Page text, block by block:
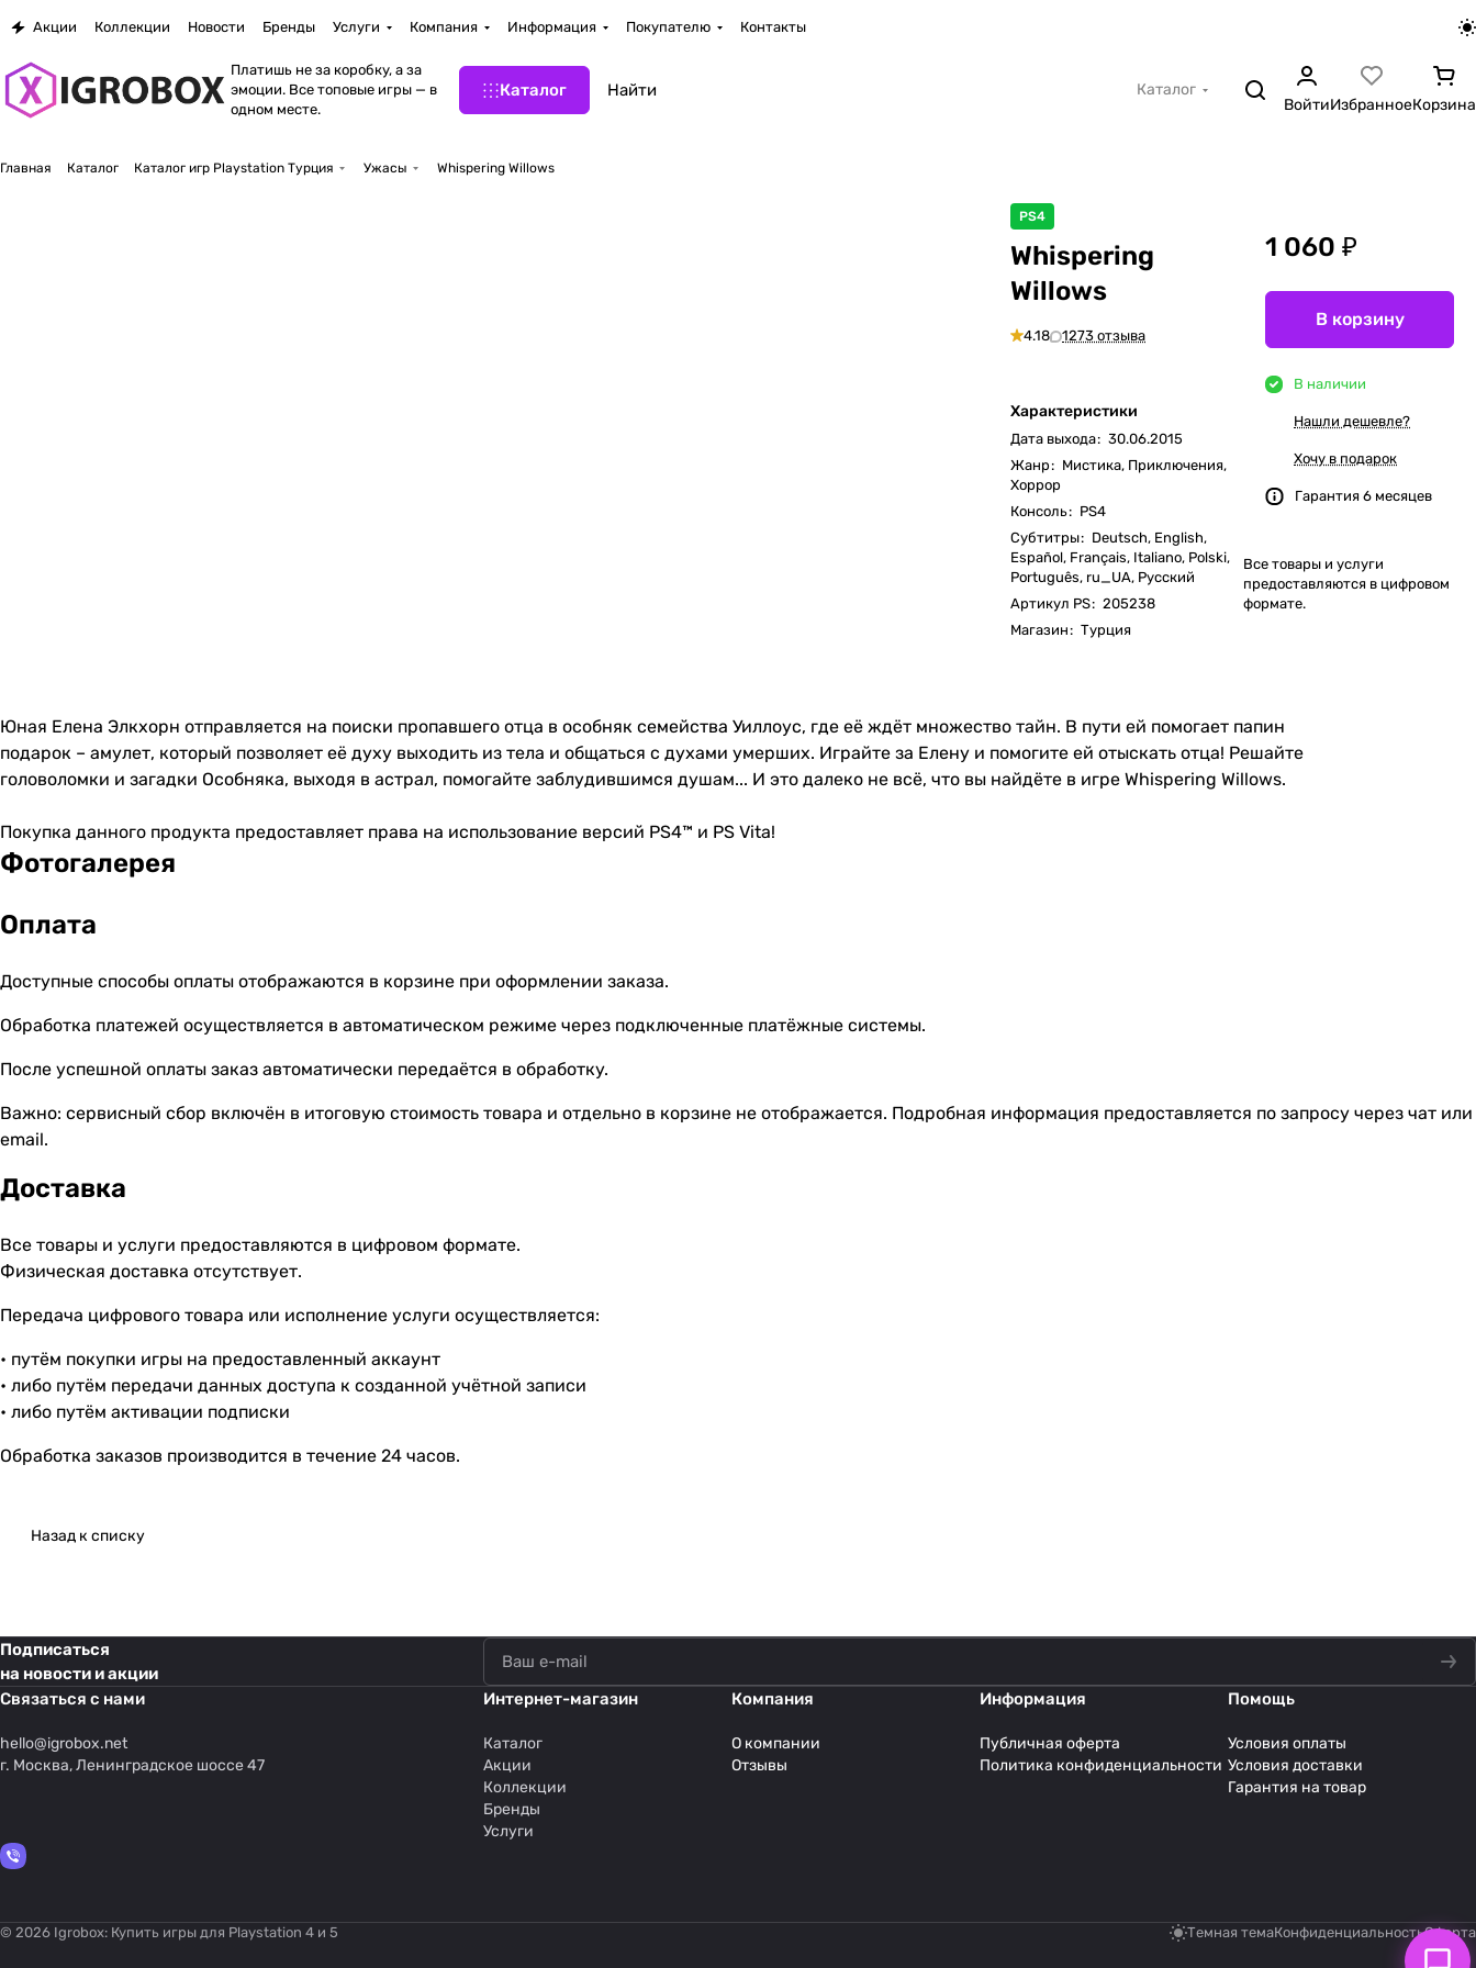
Акции Коллекции Новости Бренды Услуги Компания Информация Покупателю Контакты
Платишь не за коробку, а за
эмоции. Все топовые игры — в
одном месте.
Каталог
Каталог
ВойтиИзбранноеКорзина
Главная Каталог Каталог игр Playstation Турция Ужасы Whispering Willows
PS4
Whispering
Willows
4.18 1273 отзыва
Характеристики
Дата выхода: 30.06.2015
Жанр: Мистика, Приключения,
Хоррор
Консоль: PS4
Субтитры: Deutsch, English,
Español, Français, Italiano, Polski,
Português, ru_UA, Русский
Артикул PS: 205238
Магазин: Турция
1 060 ₽
В корзину
В наличии
Нашли дешевле?
Хочу в подарок
Гарантия 6 месяцев
Все товары и услуги
предоставляются в цифровом
формате.
Юная Елена Элкхорн отправляется на поиски пропавшего отца в особняк семейства Уиллоус, где её ждёт множество тайн. В пути ей помогает папин
подарок – амулет, который позволяет её духу выходить из тела и общаться с духами умерших. Играйте за Елену и помогите ей отыскать отца! Решайте
головоломки и загадки Особняка, выходя в астрал, помогайте заблудившимся душам... И это далеко не всё, что вы найдёте в игре Whispering Willows.
Покупка данного продукта предоставляет права на использование версий PS4™ и PS Vita!
Фотогалерея
Оплата
Доступные способы оплаты отображаются в корзине при оформлении заказа.
Обработка платежей осуществляется в автоматическом режиме через подключенные платёжные системы.
После успешной оплаты заказ автоматически передаётся в обработку.
Важно: сервисный сбор включён в итоговую стоимость товара и отдельно в корзине не отображается. Подробная информация предоставляется по запросу через чат или
email.
Доставка
Все товары и услуги предоставляются в цифровом формате.
Физическая доставка отсутствует.
Передача цифрового товара или исполнение услуги осуществляется:
• путём покупки игры на предоставленный аккаунт
• либо путём передачи данных доступа к созданной учётной записи
• либо путём активации подписки
Обработка заказов производится в течение 24 часов.
Назад к списку
Подписаться
на новости и акции
Связаться с нами
hello@igrobox.net
г. Москва, Ленинградское шоссе 47
Интернет-магазин
Каталог
Акции
Коллекции
Бренды
Услуги
Компания
О компании
Отзывы
Информация
Публичная оферта
Политика конфиденциальности
Помощь
Условия оплаты
Условия доставки
Гарантия на товар
© 2026 Igrobox: Купить игры для Playstation 4 и 5 Темная темаКонфиденциальностьОферта